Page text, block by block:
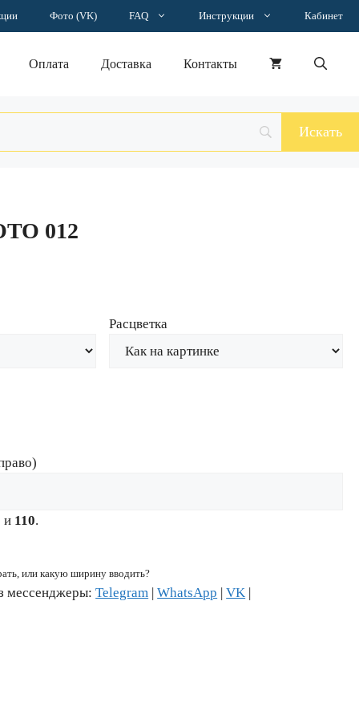
Фото (VK) FAQ Инструкции Кабинет
Оплата Доставка Контакты
012
Расцветка
и 110.
или какую ширину вводить?
мессенджеры:Telegram |WhatsApp |VK |
MOTO